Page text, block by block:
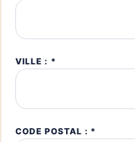
VILLE : *
CODE POSTAL : *